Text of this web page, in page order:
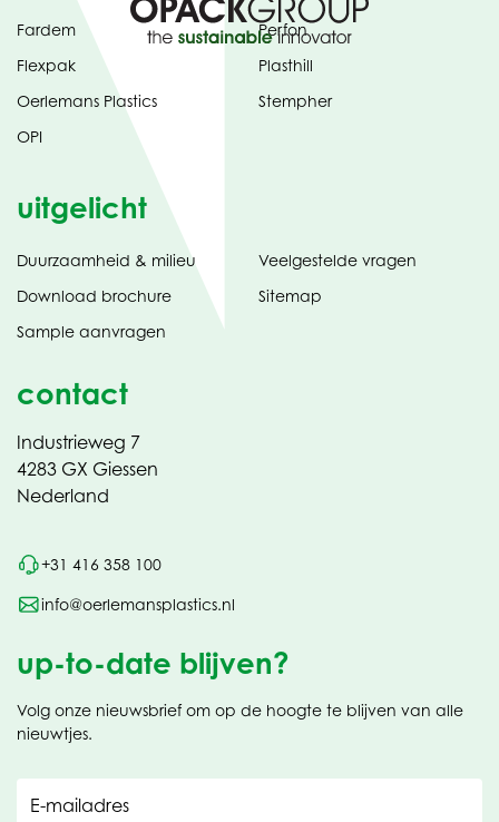
Fardem
Flexpak
Oerlemans Plastics
OPI
Perfon
Plasthill
Stempher
uitgelicht
Duurzaamheid & milieu
Download brochure(opent
tabblad)
Sample aanvragen
Veelgestelde vragen
Sitemap
contact
Industrieweg 7
4283 GX Giessen
Nederland
+31 416 358 100
info@oerlemansplastics.nl
up-to-date blijven?
Volg onze nieuwsbrief om op de hoogte te blijven van alle
nieuwtjes.
E-mailadres